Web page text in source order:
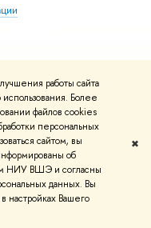
работы сайта
Более
файлов cookies
персональных
сайтом, вы
об
НИУ ВШЭ и согласны
данных. Вы
настройках Вашего
✖